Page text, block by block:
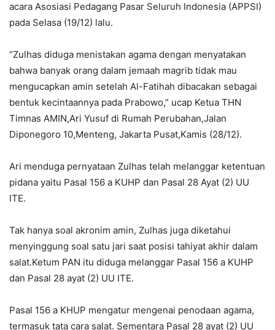
acara Asosiasi Pedagang Pasar Seluruh Indonesia (APPSI)
pada Selasa (19/12) lalu.
“Zulhas diduga menistakan agama dengan menyatakan
bahwa banyak orang dalam jemaah magrib tidak mau
mengucapkan amin setelah Al-Fatihah dibacakan sebagai
bentuk kecintaannya pada Prabowo,” ucap Ketua THN
Timnas AMIN,Ari Yusuf di Rumah Perubahan,Jalan
Diponegoro 10,Menteng, Jakarta Pusat,Kamis (28/12).
Ari menduga pernyataan Zulhas telah melanggar ketentuan
pidana yaitu Pasal 156 a KUHP dan Pasal 28 Ayat (2) UU
ITE.
Tak hanya soal akronim amin, Zulhas juga diketahui
menyinggung soal satu jari saat posisi tahiyat akhir dalam
salat.Ketum PAN itu diduga melanggar Pasal 156 a KUHP
dan Pasal 28 ayat (2) UU ITE.
Pasal 156 a KHUP mengatur mengenai penodaan agama,
termasuk tata cara salat. Sementara Pasal 28 ayat (2) UU